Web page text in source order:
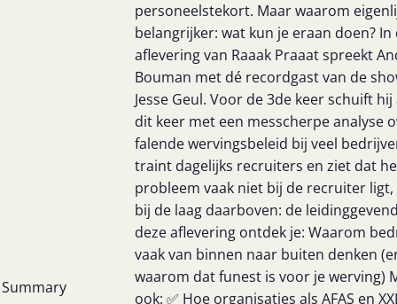
Summary
personeelstekort. Maar waarom
belangrijker: wat kun je eraan doen? In
aflevering van Raaak Praaat spreekt
Bouman met dé recordgast van de
Jesse Geul. Voor de 3de keer schuift hij
dit keer met een messcherpe analyse
falende wervingsbeleid bij veel
traint dagelijks recruiters en ziet dat
probleem vaak niet bij de recruiter
bij de laag daarboven: de
deze aflevering ontdek je: Waarom
vaak van binnen naar buiten denken
waarom dat funest is voor je werving)
ook: ✅ Hoe organisaties als AFAS en